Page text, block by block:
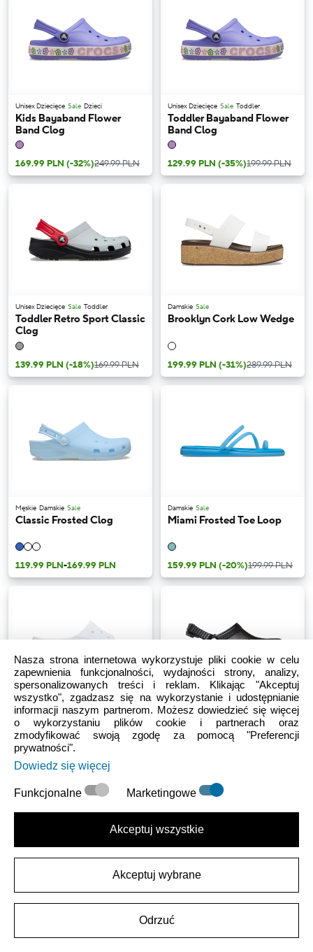
Unisex Dziecięce Sale Dzieci
Kids Bayaband Flower
Band Clog
169.99 PLN (-32%)249.99 PLN
Unisex Dziecięce Sale Toddler
Toddler Bayaband Flower
Band Clog
129.99 PLN (-35%)199.99 PLN
Unisex Dziecięce Sale Toddler
Toddler Retro Sport Classic
Clog
139.99 PLN (-18%)169.99 PLN
Damskie Sale
Brooklyn Cork Low Wedge
199.99 PLN (-31%)289.99 PLN
Męskie Damskie Sale
Classic Frosted Clog
119.99 PLN-169.99 PLN
Damskie Sale
Miami Frosted Toe Loop
159.99 PLN (-20%)199.99 PLN
Damskie Sale
Bae Slide
119.99 PLN(-50%)239.99 PLN
Męskie Damskie Sale
Classic Turbo Clog
Toddlers' Pokémon Classic
Nasza strona internetowa wykorzystuje pliki cookie w celu
zapewnienia funkcjonalności, wydajności strony, analizy,
spersonalizowanych treści i reklam. Klikając "Akceptuj
wszystko", zgadzasz się na wykorzystanie i udostępnianie
informacji naszym partnerom. Możesz dowiedzieć się więcej
o wykorzystaniu plików cookie i partnerach oraz
zmodyfikować swoją zgodę za pomocą "Preferencji
prywatności".
Dowiedz się więcej
Funkcjonalne Marketingowe
Akceptuj wszystkie
Akceptuj wybrane
Odrzuć